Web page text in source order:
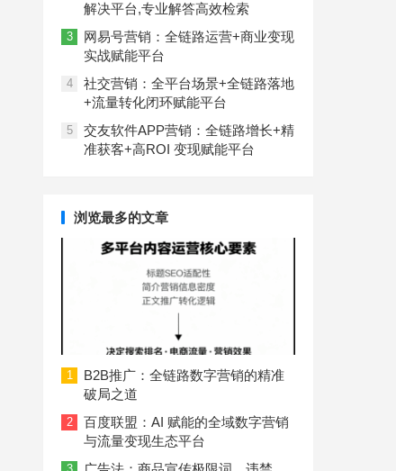
解决平台,专业解答高效检索
3
网易号营销：全链路运营+商业变现
实战赋能平台
4
社交营销：全平台场景+全链路落地
+流量转化闭环赋能平台
5
交友软件APP营销：全链路增长+精
准获客+高ROI 变现赋能平台
浏览最多的文章
1
B2B推广：全链路数字营销的精准
破局之道
2
百度联盟：AI 赋能的全域数字营销
与流量变现生态平台